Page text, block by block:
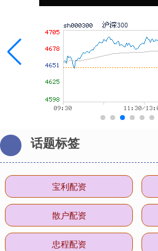
话题标签
宝利配资
散户配资
忠程配资